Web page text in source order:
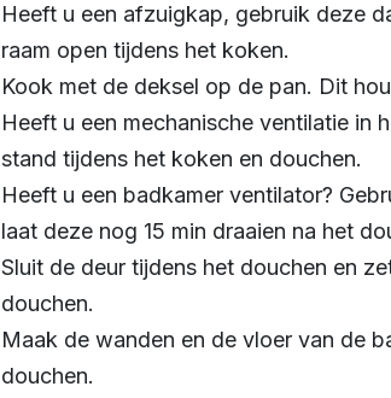
Heeft u een afzuigkap, gebruik deze
raam open tijdens het koken.
Kook met de deksel op de pan. Dit
Heeft u een mechanische ventilatie in
stand tijdens het koken en douchen.
Heeft u een badkamer ventilator?
laat deze nog 15 min draaien na het
Sluit de deur tijdens het douchen en
douchen.
Maak de wanden en de vloer van de
douchen.